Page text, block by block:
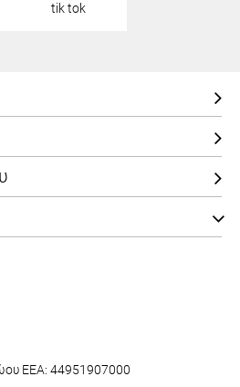
tik tok
ΕΕΑ: 44951907000